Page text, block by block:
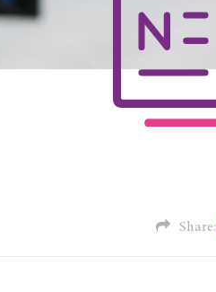
Share: